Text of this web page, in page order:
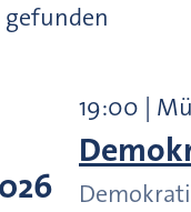
19:00 |